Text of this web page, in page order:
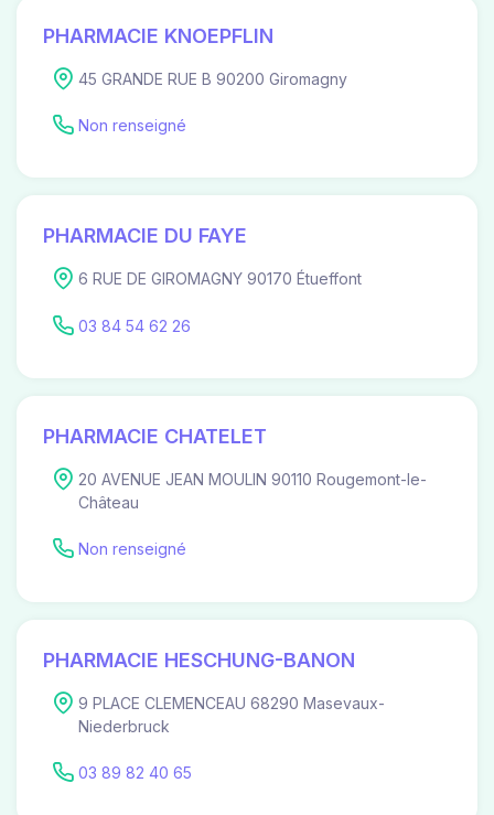
PHARMACIE KNOEPFLIN
45 GRANDE RUE B 90200 Giromagny
Non renseigné
PHARMACIE DU FAYE
6 RUE DE GIROMAGNY 90170 Étueffont
03 84 54 62 26
PHARMACIE CHATELET
20 AVENUE JEAN MOULIN 90110 Rougemont-le-
Château
Non renseigné
PHARMACIE HESCHUNG-BANON
9 PLACE CLEMENCEAU 68290 Masevaux-
Niederbruck
03 89 82 40 65